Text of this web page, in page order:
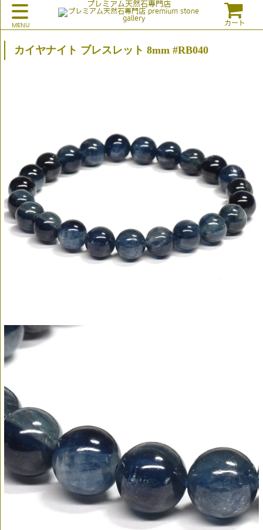
プレミアム天然石専門店
カート
カイヤナイト ブレスレット 8mm #RB040